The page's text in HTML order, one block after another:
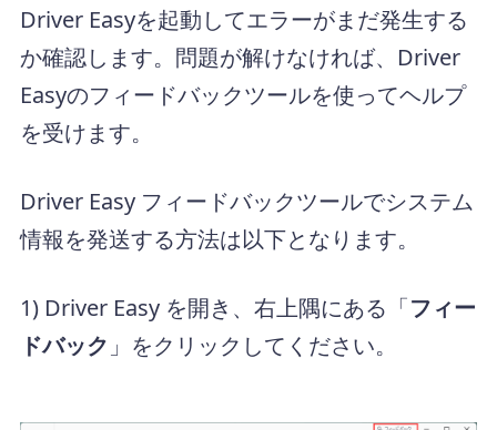
Driver Easyを起動してエラーがまだ発生する
か確認します。問題が解けなければ、Driver
Easyのフィードバックツールを使ってヘルプ
を受けます。
Driver Easy フィードバックツールでシステム
情報を発送する方法は以下となります。
1) Driver Easy を開き、右上隅にある「フィー
ドバック 」をクリックしてください。